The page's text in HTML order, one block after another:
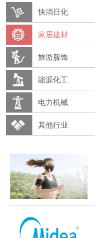
快消日化
家居建材
旅游服饰
能源化工
电力机械
其他行业